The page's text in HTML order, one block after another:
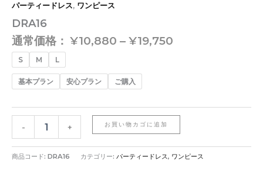
パーティードレス, ワンピース
DRA16
通常価格： ¥10,880 – ¥19,750
S M L
基本プラン 安心プラン ご購入
- + お買い物カゴに追加
商品コード: DRA16 カテゴリー: パーティードレス, ワンピース